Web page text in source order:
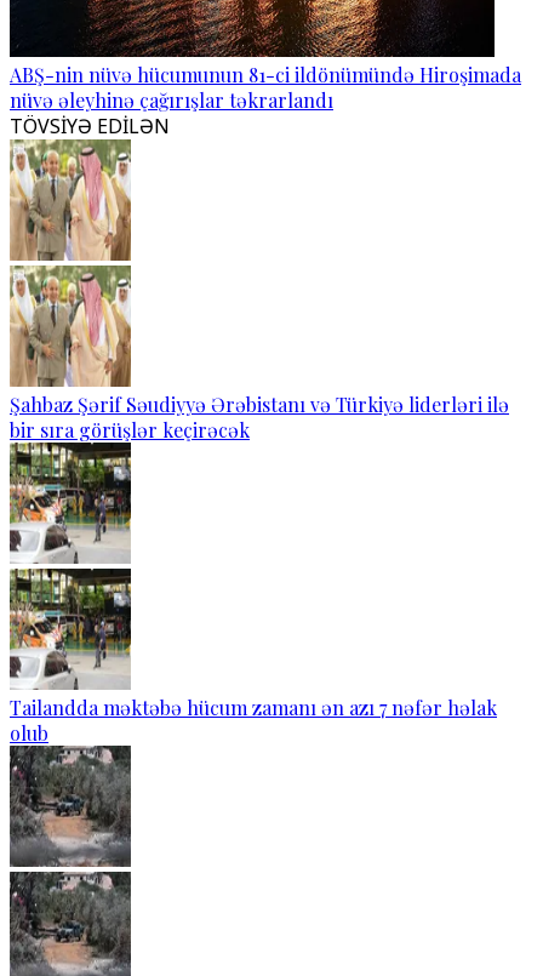
ABŞ-nin nüvə hücumunun 81-ci ildönümündə Hiroşimada
nüvə əleyhinə çağırışlar təkrarlandı
TÖVSİYƏ EDİLƏN
Şahbaz Şərif Səudiyyə Ərəbistanı və Türkiyə liderləri ilə
bir sıra görüşlər keçirəcək
Tailandda məktəbə hücum zamanı ən azı 7 nəfər həlak
olub